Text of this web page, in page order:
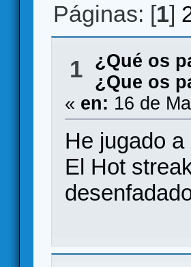
Páginas: [1]
1 ¿Qué os
¿Que os
« en: 16 de
He jugado
El Hot